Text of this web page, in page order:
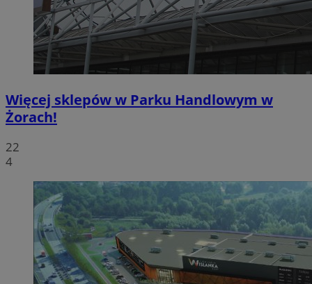
Więcej sklepów w Parku Handlowym w
Żorach!
22
4